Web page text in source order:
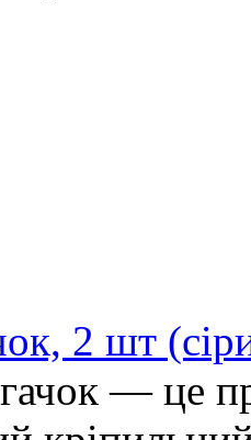
2 шт
— це